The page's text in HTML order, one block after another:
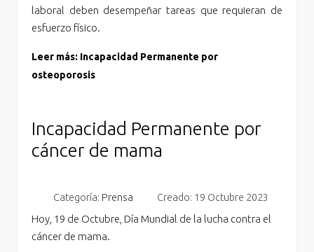
laboral deben desempeñar tareas que requieran de
esfuerzo físico.
Leer más: Incapacidad Permanente por
osteoporosis
Incapacidad Permanente por
cáncer de mama
Categoría: Prensa Creado: 19 Octubre 2023
Hoy, 19 de Octubre, Día Mundial de la lucha contra el
cáncer de mama.